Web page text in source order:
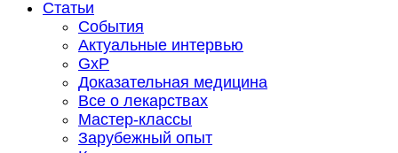
Статьи
События
Актуальные интервью
GxP
Доказательная медицина
Все о лекарствах
Мастер-классы
Зарубежный опыт